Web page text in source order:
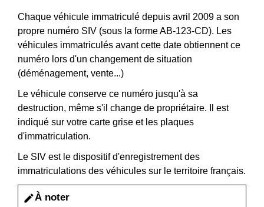
Chaque véhicule immatriculé depuis avril 2009 a son
propre numéro SIV (sous la forme AB-123-CD). Les
véhicules immatriculés avant cette date obtiennent ce
numéro lors d'un changement de situation
(déménagement, vente...)
Le véhicule conserve ce numéro jusqu'à sa
destruction, même s'il change de propriétaire. Il est
indiqué sur votre carte grise et les plaques
d'immatriculation.
Le SIV est le dispositif d'enregistrement des
immatriculations des véhicules sur le territoire français.
editÀ noter